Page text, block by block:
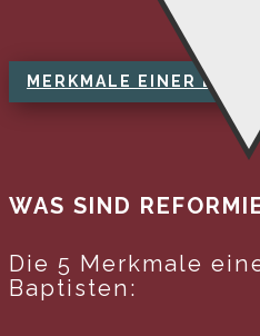
MERKMALE EINER ERB
WAS SIND
Die 5 Merkmale
Baptisten: